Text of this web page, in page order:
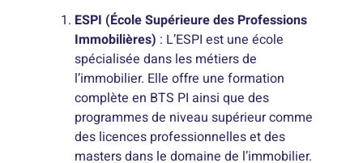
ESPI (École Supérieure des Professions
Immobilières) : L’ESPI est une école
spécialisée dans les métiers de
l’immobilier. Elle offre une formation
complète en BTS PI ainsi que des
programmes de niveau supérieur comme
des licences professionnelles et des
masters dans le domaine de l’immobilier.